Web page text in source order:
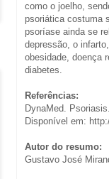
como o joelho,
psoriática costuma
psoríase ainda se
depressão, o
obesidade, doença
diabetes.
Referências:
DynaMed.
Disponível em:
Autor do resumo:
Gustavo José